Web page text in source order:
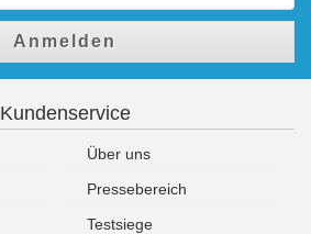
Anmelden
Kundenservice
Über uns
Pressebereich
Testsiege